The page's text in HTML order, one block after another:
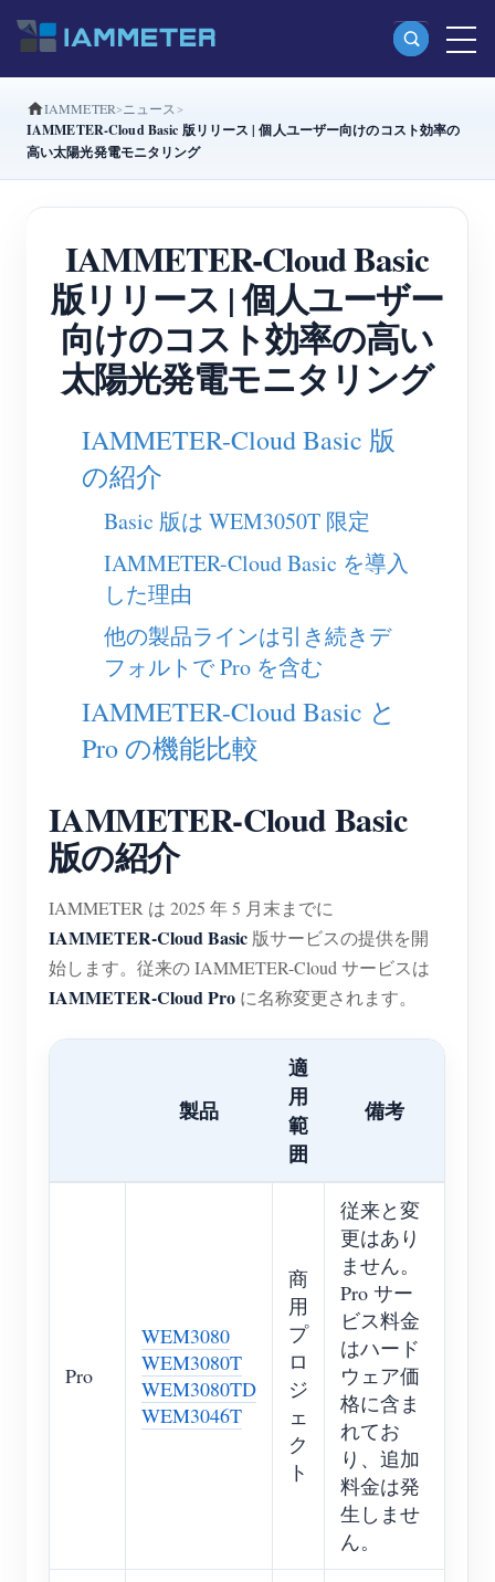
製品
分相Wi-Fiエネルギーメーター（WEM2067）
三相Wi-Fiエネルギーメーター（WEM3080T）
三相Wi-Fiエネルギーメーター（WEM3046T）
三相Wi-Fiエネルギーメーター（WEM3050T）
WiFi電力コントローラー
セルフホスティングサービス
仮想メーター
エネルギー予測・シミュレーションシステム
アプリケーション
太陽光PVシステム エネルギーモニター
電力使用量モニター
PVヒーター制御システム
ホームオートメーション
ストア
リソース
製品クイックスタート
ドキュメント
チュートリアル動画
FAQ
ニュース
コミュニティ
コントリビュータープログラム
コントリビューターセンター
IAMMETER 活動
フォーラム
PVランキング
ソリューション
お問い合わせ
IAMMETER ニュース
IAMMETER-Cloud Basic 版リリース | 個人ユーザー向けのコスト効率の
高い太陽光発電モニタリング
IAMMETER-Cloud Basic
版リリース | 個人ユーザー
向けのコスト効率の高い
太陽光発電モニタリング
IAMMETER-Cloud Basic 版
の紹介
Basic 版は WEM3050T 限定
IAMMETER-Cloud Basic を導入
した理由
他の製品ラインは引き続きデ
フォルトで Pro を含む
IAMMETER-Cloud Basic と
Pro の機能比較
IAMMETER-Cloud Basic
版の紹介
IAMMETER は 2025 年 5 月末までに
IAMMETER-Cloud Basic 版サービスの提供を開
始します。従来の IAMMETER-Cloud サービスは
IAMMETER-Cloud Pro に名称変更されます。
製品
適
用
範
囲
備考
Pro
WEM3080
WEM3080T
WEM3080TD
WEM3046T
商
用
プ
ロ
ジ
ェ
ク
ト
従来と変
更はあり
ません。
Pro サー
ビス料金
はハード
ウェア価
格に含ま
れてお
り、追加
料金は発
生しませ
ん。